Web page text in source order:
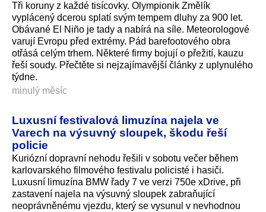
Tři koruny z každé tisícovky. Olympionik Změlík
vyplácený dcerou splatí svým tempem dluhy za 900 let.
Obávané El Niño je tady a nabírá na síle. Meteorologové
varují Evropu před extrémy. Pád barefootového obra
otřásá celým trhem. Některé firmy bojují o přežití, kauzu
řeší soudy. Přečtěte si nejzajímavější články z uplynulého
týdne.
minulý měsíc
Luxusní festivalová limuzína najela ve
Varech na výsuvný sloupek, škodu řeší
policie
Kuriózní dopravní nehodu řešili v sobotu večer během
karlovarského filmového festivalu policisté i hasiči.
Luxusní limuzína BMW řady 7 ve verzi 750e xDrive, při
zastavení najela na výsuvný sloupek zabraňující
neoprávněnému vjezdu, který se vysunul v nevhodnou